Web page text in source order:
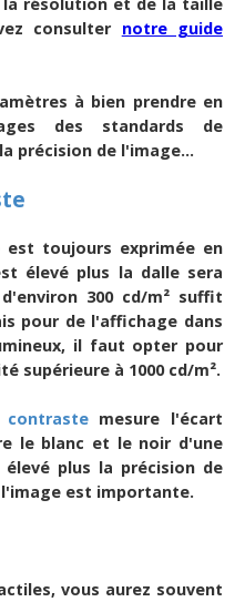
résolution et de la taille
consulter notre guide
à bien prendre en
des standards de
précision de l'image...
est toujours exprimée en
élevé plus la dalle sera
300 cd/m² suffit
pour de l'affichage dans
il faut opter pour
supérieure à 1000 cd/m².
contrastemesure l'écart
le blanc et le noir d'une
plus la précision de
est importante.
vous aurez souvent